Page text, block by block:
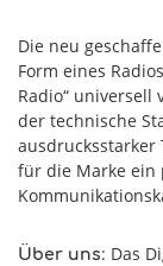
Die neu
Form eines
Radio“
der technische
ausdrucksstarker
für die Marke ein
Über uns: Das